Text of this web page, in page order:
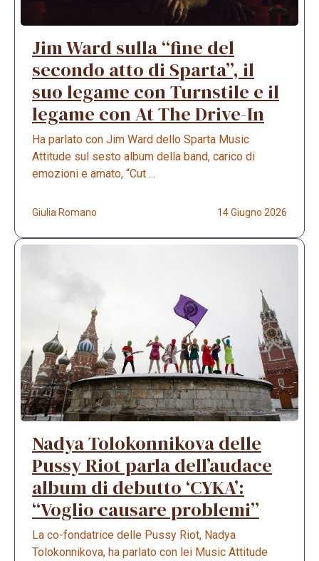
Jim Ward sulla “fine del
secondo atto di Sparta”, il
suo legame con Turnstile e il
legame con At The Drive-In
Ha parlato con Jim Ward dello Sparta Music
Attitude sul sesto album della band, carico di
emozioni e amato, “Cut ...
Giulia Romano 14 Giugno 2026
Nadya Tolokonnikova delle
Pussy Riot parla dell’audace
album di debutto ‘CYKA’:
“Voglio causare problemi”
La co-fondatrice delle Pussy Riot, Nadya
Tolokonnikova, ha parlato con lei Music Attitude